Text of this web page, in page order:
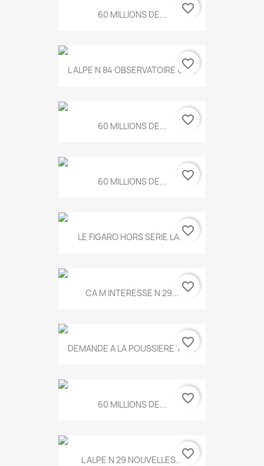
60 MILLIONS DE... favorite_border
L ALPE N 84 OBSERVATOIRE UN...
favorite_border
60 MILLIONS DE... favorite_border
60 MILLIONS DE... favorite_border
LE FIGARO HORS SERIE LA...favorite_border
CA M INTERESSE N 29... favorite_border
DEMANDE A LA POUSSIERE T.778
favorite_border
60 MILLIONS DE... favorite_border
L ALPE N 29 NOUVELLES...favorite_border